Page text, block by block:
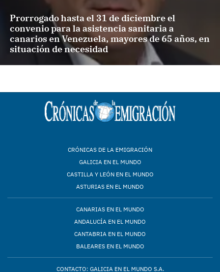
Prorrogado hasta el 31 de diciembre el
convenio para la asistencia sanitaria a
canarios en Venezuela, mayores de 65 años, en
situación de necesidad
CRÓNICAS DE LA EMIGRACIÓN
GALICIA EN EL MUNDO
CASTILLA Y LEÓN EN EL MUNDO
ASTURIAS EN EL MUNDO
CANARIAS EN EL MUNDO
ANDALUCÍA EN EL MUNDO
CANTABRIA EN EL MUNDO
BALEARES EN EL MUNDO
CONTACTO: GALICIA EN EL MUNDO S.A.